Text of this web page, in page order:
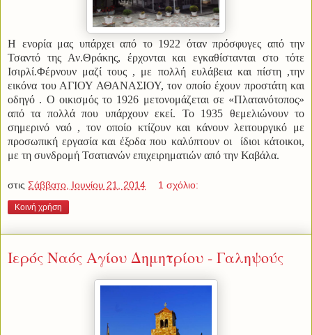
Η ενορία μας υπάρχει από το 1922 όταν πρόσφυγες από την
Τσαντό της Αν.Θράκης, έρχονται και εγκαθίστανται στο τότε
Ισιρλί.Φέρνουν μαζί τους , με πολλή ευλάβεια και πίστη ,την
εικόνα του ΑΓΙΟΥ ΑΘΑΝΑΣΙΟΥ, τον οποίο έχουν προστάτη και
οδηγό . Ο οικισμός το 1926 μετονομάζεται σε «Πλατανότοπος»
από τα πολλά που υπάρχουν εκεί. Το 1935 θεμελιώνουν το
σημερινό ναό , τον οποίο κτίζουν και κάνουν λειτουργικό με
προσωπική εργασία και έξοδα που καλύπτουν οι
ίδιοι κάτοικοι,
με τη συνδρομή Τσατιανών επιχειρηματιών από την Καβάλα.
στις Σάββατο, Ιουνίου 21, 2014 1 σχόλιο:
Κοινή χρήση
Ιερός Ναός Αγίου Δημητρίου - Γαληψούς